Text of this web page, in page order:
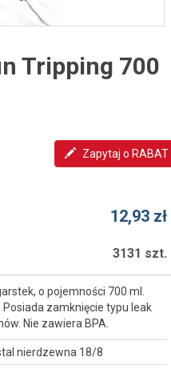
Tripping 700
Zapytaj o RABAT
12,93 zł
3131 szt.
o pojemności 700 ml.
zamknięcie typu leak
Nie zawiera BPA.
nierdzewna 18/8